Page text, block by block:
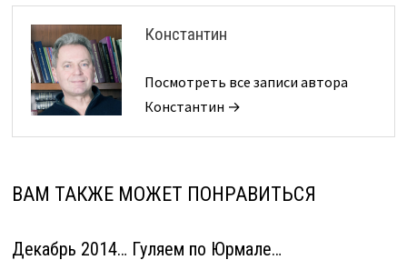
Константин
Посмотреть все записи автора
Константин →
ВАМ ТАКЖЕ МОЖЕТ ПОНРАВИТЬСЯ
Декабрь 2014… Гуляем по Юрмале…